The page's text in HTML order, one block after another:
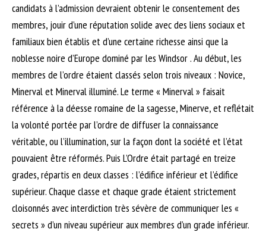
candidats à l’admission devraient obtenir le consentement des
membres, jouir d’une réputation solide avec des liens sociaux et
familiaux bien établis et d’une certaine richesse ainsi que la
noblesse noire d’Europe dominé par les Windsor . Au début, les
membres de l’ordre étaient classés selon trois niveaux : Novice,
Minerval et Minerval illuminé. Le terme « Minerval » faisait
référence à la déesse romaine de la sagesse, Minerve, et reflétait
la volonté portée par l’ordre de diffuser la connaissance
véritable, ou l’illumination, sur la façon dont la société et l’état
pouvaient être réformés. Puis L’Ordre était partagé en treize
grades, répartis en deux classes : l’édifice inférieur et l’édifice
supérieur. Chaque classe et chaque grade étaient strictement
cloisonnés avec interdiction très sévère de communiquer les «
secrets » d’un niveau supérieur aux membres d’un grade inférieur.